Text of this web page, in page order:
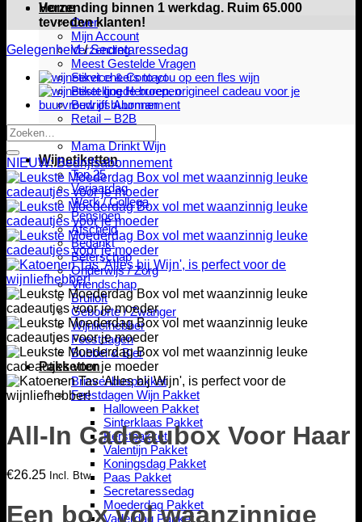
Home
Over
Mijn Account
Verzending
Meest Gestelde Vragen
Service & Contact
Bestelling Herroepen
Bedrijfs Abonnement
Retail – B2B
Mama Drinkt Wijn
Wijnetiketten
Top 25
Verjaardag
Werk / Collega
Pensioen
Afscheid
Bedankt
Beterschap
Onderwijs / Zorg
Vriendschap
Bruiloft
Geboorte / Zwanger
Wijnliefhebber
Feestdagen
Bubbel & Bier
Pakketten
Brievenbuspakket
Feestdagen Wijn Pakket
Halloween Pakket
Sinterklaas Pakket
Kerstpakket
Valentijn Pakket
Koningsdag Pakket
Paas Pakket
Secretaressedag
Moederdag Pakket
Vaderdag Pakket
Verzending binnen 1 werkdag. Ruim 65.000
tevreden klanten!
Gelegenheid / Secretaressedag
Zoeken
naar:
NIEUW: Bedrijfsabonnement
All-In Cadeaubox Voor Haar
€26.25 Incl. Btw
Een box vol waanzinnige